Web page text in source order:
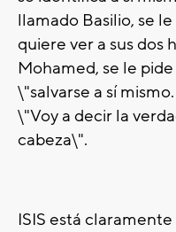
llamado Basilio, se
quiere ver a sus dos
Mohamed, se le
\"salvarse a sí
\"Voy a decir la
cabeza\".
ISIS está